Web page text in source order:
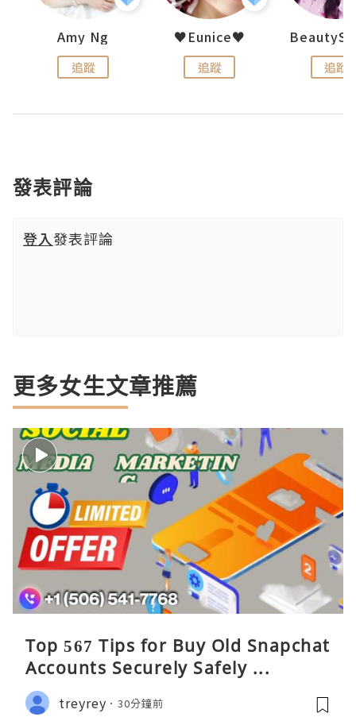
Amy Ng
追蹤
♥Eunice♥
追蹤 追蹤
發表評論
登入發表評論
更多女生文章推薦
Top 567 Tips for Buy Old Snapchat
Accounts Securely Safely ...
treyrey 30分鐘前